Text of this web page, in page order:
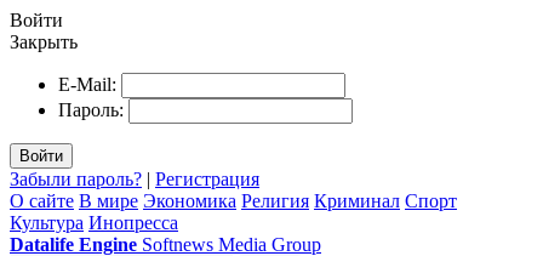
Войти
Закрыть
E-Mail:
Пароль:
Войти
Забыли пароль? | Регистрация
О сайте В мире Экономика Религия Криминал Спорт
Культура Инопресса
Datalife Engine Softnews Media Group